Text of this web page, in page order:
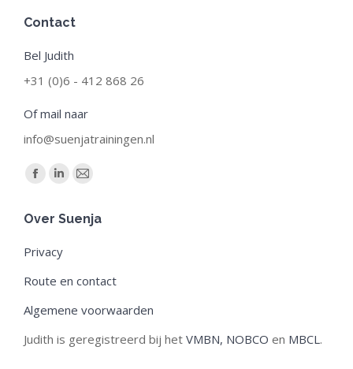
Contact
Bel Judith
+31 (0)6 - 412 868 26
Of mail naar
info@suenjatrainingen.nl
Find us on:
Facebook
opens
new
window
Linkedin
opens
new
window
Mail
opens
window
Over Suenja
Privacy
Route en contact
Algemene voorwaarden
Judith is geregistreerd bij het VMBN, NOBCO en MBCL.